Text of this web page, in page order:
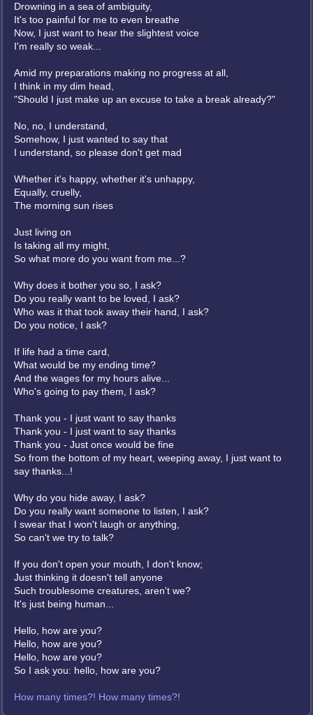
Drowning in a sea of ambiguity,
It's too painful for me to even breathe
Now, I just want to hear the slightest voice
I'm really so weak...
Amid my preparations making no progress at all,
I think in my dim head,
"Should I just make up an excuse to take a break already?"
No, no, I understand,
Somehow, I just wanted to say that
I understand, so please don't get mad
Whether it's happy, whether it's unhappy,
Equally, cruelly,
The morning sun rises
Just living on
Is taking all my might,
So what more do you want from me...?
Why does it bother you so, I ask?
Do you really want to be loved, I ask?
Who was it that took away their hand, I ask?
Do you notice, I ask?
If life had a time card,
What would be my ending time?
And the wages for my hours alive...
Who's going to pay them, I ask?
Thank you - I just want to say thanks
Thank you - I just want to say thanks
Thank you - Just once would be fine
So from the bottom of my heart, weeping away, I just want to
say thanks...!
Why do you hide away, I ask?
Do you really want someone to listen, I ask?
I swear that I won't laugh or anything,
So can't we try to talk?
If you don't open your mouth, I don't know;
Just thinking it doesn't tell anyone
Such troublesome creatures, aren't we?
It's just being human...
Hello, how are you?
Hello, how are you?
Hello, how are you?
So I ask you: hello, how are you?
How many times?! How many times?!